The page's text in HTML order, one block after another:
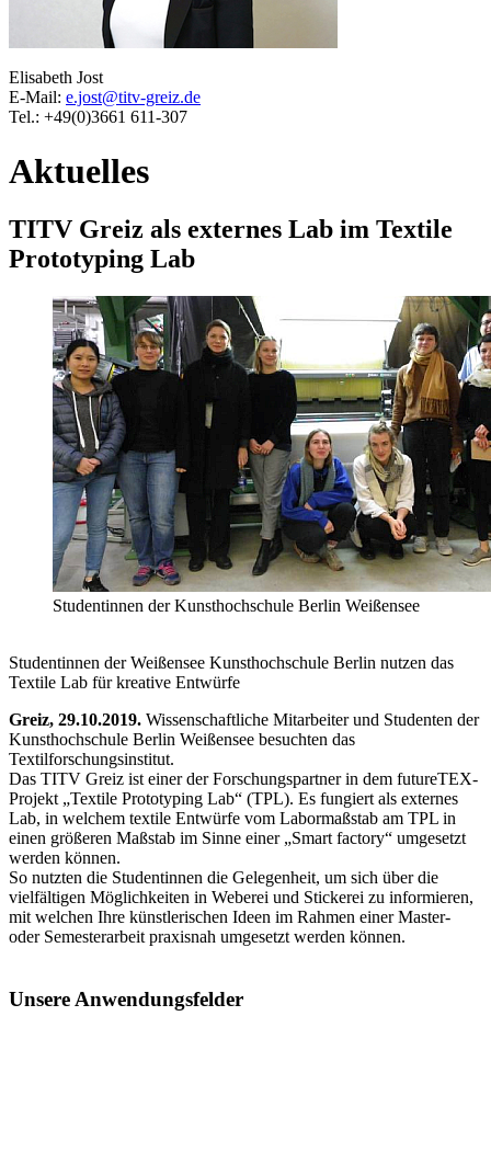
Elisabeth Jost
E-Mail: e.jost@titv-greiz.de
Tel.: +49(0)3661 611-307
Aktuelles
TITV Greiz als externes Lab im Textile
Prototyping Lab
Studentinnen der Kunsthochschule Berlin Weißensee
Studentinnen derWeißensee Kunsthochschule Berlin nutzen das
Textile Lab für kreative Entwürfe
Greiz, 29.10.2019. Wissenschaftliche Mitarbeiter und Studenten der
Kunsthochschule Berlin Weißensee besuchten das
Textilforschungsinstitut.
Das TITV Greiz ist einer der Forschungspartner in dem futureTEX-
Projekt „Textile Prototyping Lab“ (TPL). Es fungiert als externes
Lab, in welchem textile Entwürfe vom Labormaßstab am TPL in
einen größeren Maßstab im Sinne einer „Smart factory“ umgesetzt
werden können.
So nutzten die Studentinnen die Gelegenheit, um sich über die
vielfältigen Möglichkeiten in Weberei und Stickerei zu informieren,
mit welchen Ihre künstlerischen Ideen im Rahmen einer Master-
oder Semesterarbeit praxisnah umgesetzt werden können.
Unsere Anwendungsfelder